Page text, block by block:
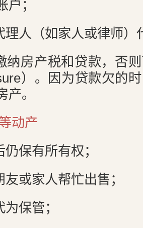
；
理人（如家人或律师）
纳房产税和贷款，否
）。因为贷款欠的
。
动产
保有所有权；
或家人帮忙出售；
保管；